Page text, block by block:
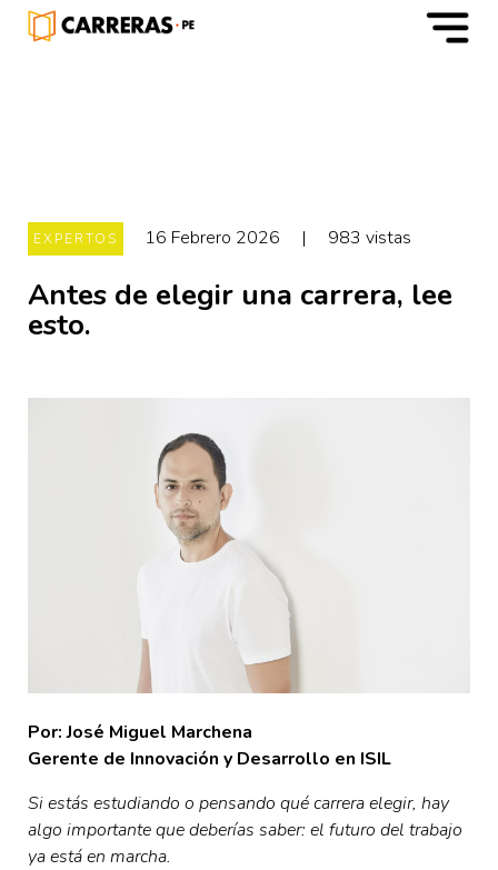
m
EXPERTOS 16 Febrero 2026 | 983 vistas
Antes de elegir una carrera, lee
esto.
Por: José Miguel Marchena
Gerente de Innovación y Desarrollo en ISIL
Si estás estudiando o pensando qué carrera elegir, hay
algo importante que deberías saber: el futuro del trabajo
ya está en marcha.